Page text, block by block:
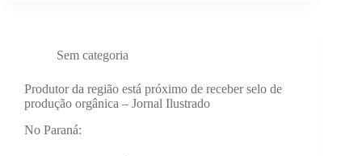
Sem categoria
Produtor da região está próximo de receber selo de
produção orgânica – Jornal Ilustrado
No Paraná: